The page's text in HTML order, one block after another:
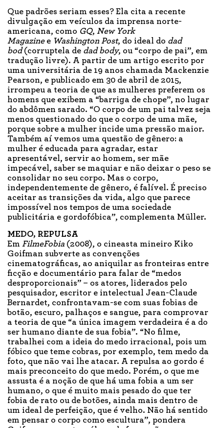
Que padrões seriam esses? Ela cita a recente
divulgação em veículos da imprensa norte-
americana, como GQ, New York
Magazinee Washington Post, do ideal do dad
bod(corruptela de dad body, ou “corpo de pai”, em
tradução livre). A partir de um artigo escrito por
uma universitária de 19 anos chamada Mackenzie
Pearson, e publicado em 30 de abril de 2015,
irrompeu a teoria de que as mulheres preferem os
homens que exibem a “barriga de chope”, no lugar
do abdômen sarado. “O corpo de um pai talvez seja
menos questionado do que o corpo de uma mãe,
porque sobre a mulher incide uma pressão maior.
Também aí vemos uma questão de gênero: a
mulher é educada para agradar, estar
apresentável, servir ao homem, ser mãe
impecável, saber se maquiar e não deixar o peso se
consolidar no seu corpo. Mas o corpo,
independentemente de gênero, é falível. É preciso
aceitar as transições da vida, algo que parece
impossível nos tempos de uma sociedade
publicitária e gordofóbica”, complementa Müller.
MEDO, REPULSA
Em FilmeFobia (2008), o cineasta mineiro Kiko
Goifman subverte as convenções
cinematográficas, ao aniquilar as fronteiras entre
ficção e documentário para falar de “medos
desproporcionais” – os atores, liderados pelo
pesquisador, escritor e intelectual Jean-Claude
Bernardet, confrontavam-se com suas fobias de
botão, escuro, palhaços e sangue, para comprovar
a teoria de que “a única imagem verdadeira é a do
ser humano diante de sua fobia”. “No filme,
trabalhei com a ideia do medo irracional, pois um
fóbico que teme cobras, por exemplo, tem medo da
foto, que não vai lhe atacar. A repulsa ao gordo é
mais preconceito do que medo. Porém, o que me
assusta é a noção de que há uma fobia a um ser
humano, o que é muito mais pesado do que ter
fobia de rato ou de botões, ainda mais dentro de
um ideal de perfeição, que é velho. Não há sentido
em pensar o corpo como escultura”, pondera